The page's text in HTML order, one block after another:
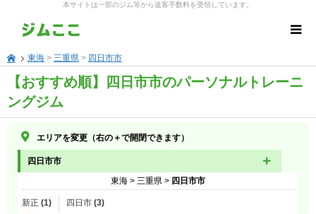
本サイトは一部のジム等から送客手数料を受領しています。
東海 >三重県 > 四日市市
【おすすめ順】四日市市のパーソナルトレーニ
ングジム
エリアを変更（右の＋で開閉できます）
四日市市
東海 > 三重県 > 四日市市
新正 (1) 四日市 (3)